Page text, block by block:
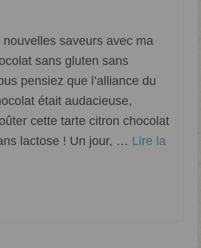
saveurs avec ma
sans gluten sans
pensiez que l’alliance du
était audacieuse,
cette tarte citron chocolat
lactose ! Un jour, … Lire la